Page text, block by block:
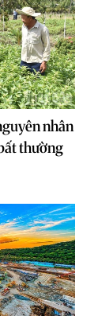
nhân
thường